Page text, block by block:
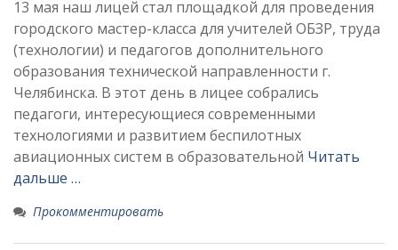
13 мая наш лицей стал площадкой для проведения
городского мастер-класса для учителей ОБЗР, труда
(технологии) и педагогов дополнительного
образования технической направленности г.
Челябинска. В этот день в лицее собрались
педагоги, интересующиеся современными
технологиями и развитием беспилотных
авиационных систем в образовательной Читать
дальше …
Прокомментировать